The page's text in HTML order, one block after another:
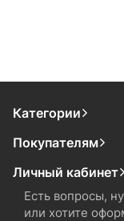
Категории
Покупателям
Личный кабинет
Есть вопросы,
или хотите